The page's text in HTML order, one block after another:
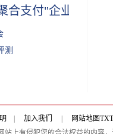
合支付"企业上海菜
测
加入我们 网站地图TXT